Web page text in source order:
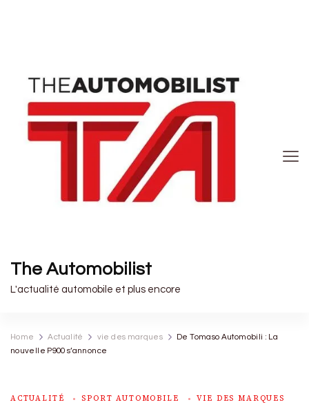
The Automobilist
L'actualité automobile et plus encore
Home Actualité vie des marques
De Tomaso Automobili : La
nouvelle P900 s’annonce
ACTUALITÉ SPORT AUTOMOBILE VIE DES MARQUES